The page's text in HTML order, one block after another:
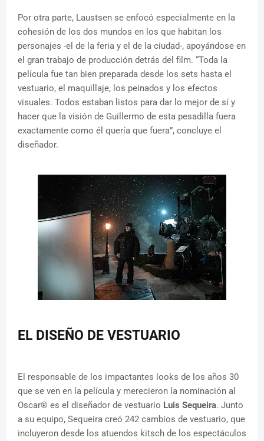
Por otra parte, Laustsen se enfocó especialmente en la
cohesión de los dos mundos en los que habitan los
personajes -el de la feria y el de la ciudad-, apoyándose en
el gran trabajo de producción detrás del film. “Toda la
película fue tan bien preparada desde los sets hasta el
vestuario, el maquillaje, los peinados y los efectos
visuales. Todos estaban listos para dar lo mejor de sí y
hacer que la visión de Guillermo de esta pesadilla fuera
exactamente como él quería que fuera”, concluye el
diseñador.
EL DISEÑO DE VESTUARIO
El responsable de los impactantes looks de los años 30
que se ven en la película y merecieron la nominación al
Oscar® es el diseñador de vestuario Luis Sequeira. Junto
a su equipo, Sequeira creó 242 cambios de vestuario, que
incluyeron desde los atuendos kitsch de los espectáculos